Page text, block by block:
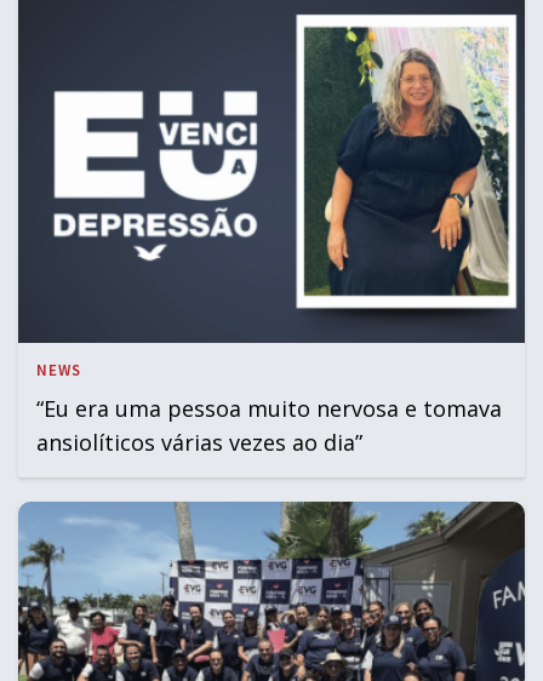
NEWS
“Eu era uma pessoa muito nervosa e tomava
ansiolíticos várias vezes ao dia”